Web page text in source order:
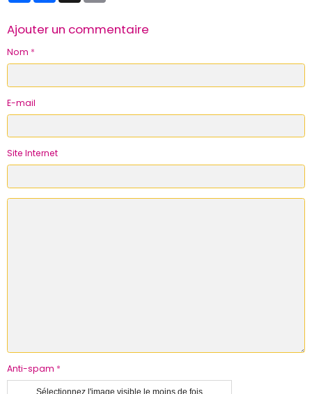
Ajouter un commentaire
Nom
E-mail
Site Internet
Anti-spam